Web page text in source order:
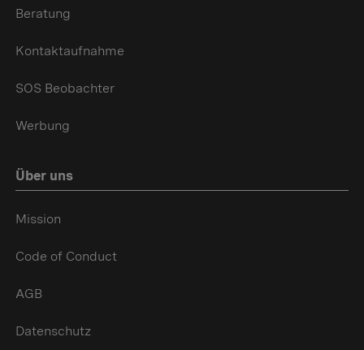
Beratung
Kontaktaufnahme
SOS Beobachter
Werbung
Über uns
Mission
Code of Conduct
AGB
Datenschutz